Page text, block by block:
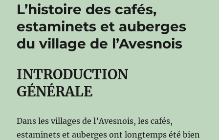
L’histoire des cafés,
estaminets et auberges
du village de l’Avesnois
INTRODUCTION
GÉNÉRALE
Dans les villages de l’Avesnois, les cafés,
estaminets et auberges ont longtemps été bien